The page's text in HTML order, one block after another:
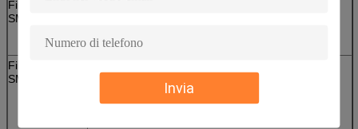
Invia
Fiber-ROLL-
SM710
FC/APC, LC/UPC, LC/APC facoltativo
Fiber-ROLL-
SM720
Connettore; FC/UPC, SC/UPC, ST/UPC, SC/APC,
FC/APC,